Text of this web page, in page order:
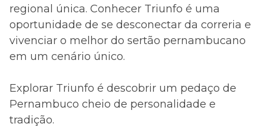
regional única. Conhecer Triunfo é uma
oportunidade de se desconectar da correria e
vivenciar o melhor do sertão pernambucano
em um cenário único.
Explorar Triunfo é descobrir um pedaço de
Pernambuco cheio de personalidade e
tradição.